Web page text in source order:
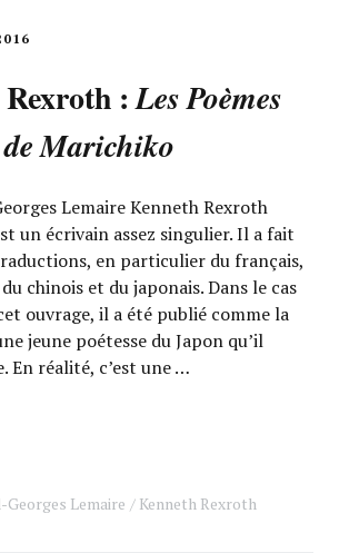
:Les Poèmes
Marichiko
Lemaire Kenneth Rexroth
un écrivain assez singulier. Il a fait
en particulier du français,
chinois et du japonais. Dans le cas
ouvrage, il a été publié comme la
jeune poétesse du Japon qu’il
En réalité, c’est une …
Georges Lemaire Kenneth Rexroth